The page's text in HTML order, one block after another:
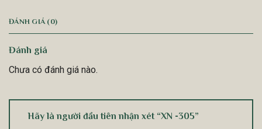
ĐÁNH GIÁ (0)
Đánh giá
Chưa có đánh giá nào.
Hãy là người đầu tiên nhận xét “XN -305”